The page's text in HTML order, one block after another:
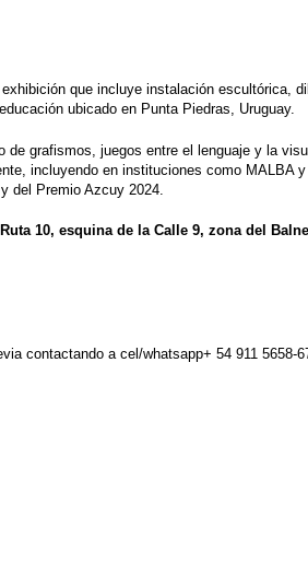
que incluye instalación escultórica,
ubicado en Punta Piedras, Uruguay.
de grafismos, juegos entre el lenguaje y la
incluyendo en instituciones como MALBA
del Premio Azcuy 2024.
10, esquina de la Calle 9, zona del
contactando a cel/whatsapp+ 54 911 5658-